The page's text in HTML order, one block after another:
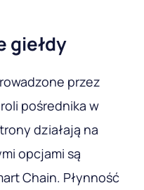
giełdy
przez
pośrednika w
działają na
opcjami są
Chain. Płynność